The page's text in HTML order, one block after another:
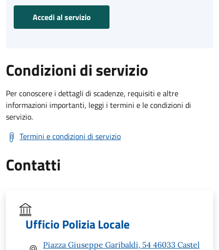
Accedi al servizio
Condizioni di servizio
Per conoscere i dettagli di scadenze, requisiti e altre
informazioni importanti, leggi i termini e le condizioni di
servizio.
Termini e condizioni di servizio
Contatti
Ufficio Polizia Locale
Piazza Giuseppe Garibaldi, 54 46033 Castel